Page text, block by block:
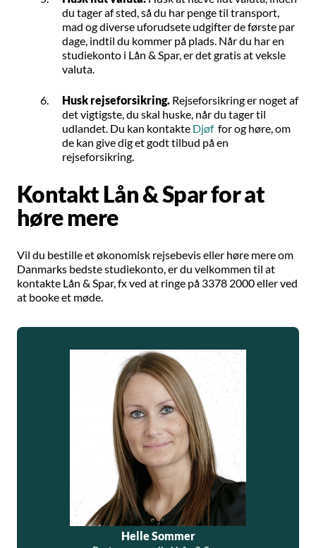
du tager af sted, så du har penge til transport,
mad og diverse uforudsete udgifter de første par
dage, indtil du kommer på plads. Når du har en
studiekonto i Lån & Spar, er det gratis at veksle
valuta.
Husk rejseforsikring. Rejseforsikring er noget af
det vigtigste, du skal huske, når du tager til
udlandet. Du kan kontakte Djøffor og høre, om
de kan give dig et godt tilbud på en
rejseforsikring.
Kontakt Lån & Spar for at
høre mere
Vil du bestille et økonomisk rejsebevis eller høre mere om
Danmarks bedste studiekonto, er du velkommen til at
kontakte Lån & Spar, fx ved at ringe på 3378 2000 eller ved
at booke et møde.
Helle Sommer